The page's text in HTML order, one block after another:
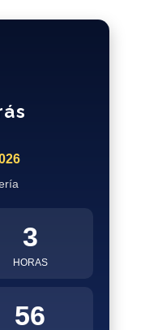
3
HORAS
55